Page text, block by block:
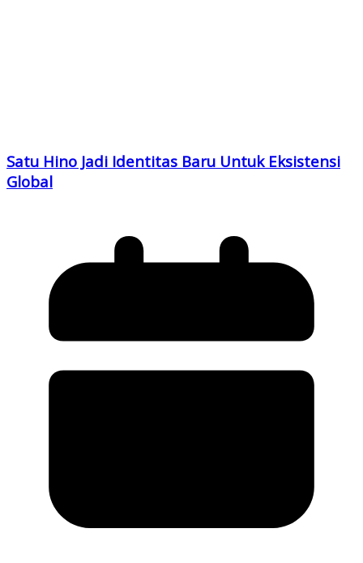
Satu Hino Jadi Identitas Baru Untuk Eksistensi
Global